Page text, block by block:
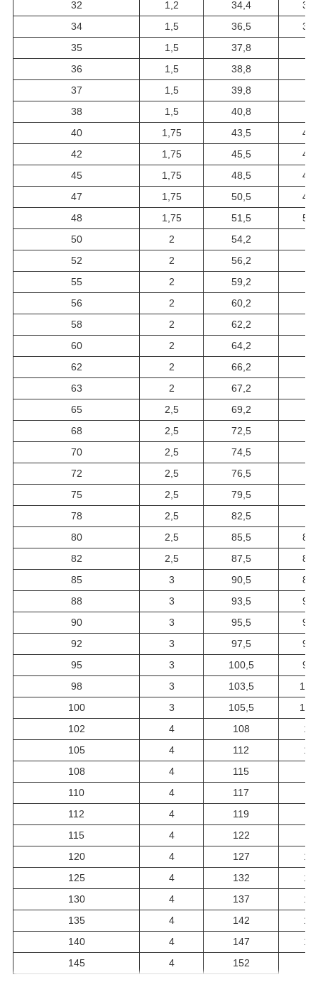
32 1,2 34,4
34
1,5 36,5
35
1,5 37,8
36
1,5 38,8
37
1,5 39,8
38
1,5 40,8
40
1,75 43,5
42
1,75 45,5
45
1,75 48,5
47
1,75 50,5
48
1,75 51,5
50
2 54,2
52
2 56,2
55
2 59,2
56
2 60,2
58
2 62,2
60
2 64,2
62
2 66,2
63
2 67,2
65
2,5 69,2
68
2,5 72,5
70
2,5 74,5
72
2,5 76,5
75
2,5 79,5
78
2,5 82,5
80
2,5 85,5
82
2,5 87,5
85
3 90,5
88
3 93,5
90
3 95,5
92
3 97,5
95
3 100,5
98
3 103,5
100
3 105,5
102
4 108
105
4 112
108
4 115
110
4 117
112
4 119
115
4 122
120
4 127
125
4 132
130
4 137
135
4 142
140
4 147
145
4 152